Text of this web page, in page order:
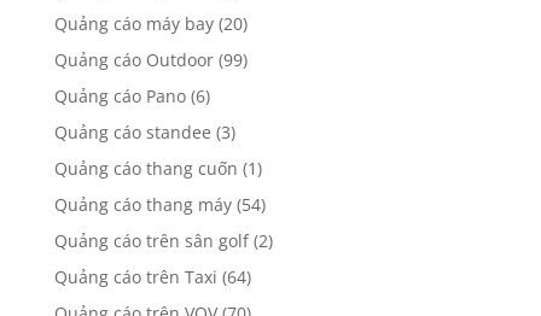
Quảng cáo Facebook(4)
Quảng cáo google(8)
quảng cáo idol(4)
Quảng cáo KOL(7)
Quảng cáo Lightbox(1)
Quảng cáo máy bay(20)
Quảng cáo Outdoor (99)
Quảng cáo Pano(6)
Quảng cáo standee(3)